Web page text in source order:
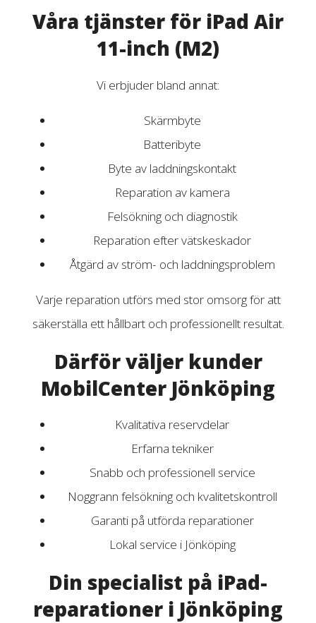
Våra tjänster för iPad Air
11-inch (M2)
Vi erbjuder bland annat:
Skärmbyte
Batteribyte
Byte av laddningskontakt
Reparation av kamera
Felsökning och diagnostik
Reparation efter vätskeskador
Åtgärd av ström- och laddningsproblem
Varje reparation utförs med stor omsorg för att
säkerställa ett hållbart och professionellt resultat.
Därför väljer kunder
MobilCenter Jönköping
Kvalitativa reservdelar
Erfarna tekniker
Snabb och professionell service
Noggrann felsökning och kvalitetskontroll
Garanti på utförda reparationer
Lokal service i Jönköping
Din specialist på iPad-
reparationer i Jönköping